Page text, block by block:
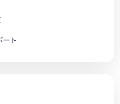
ート